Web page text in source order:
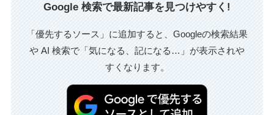
Google 検索で最新記事を見つけやすく!
「優先するソース」に追加すると、Googleの検索結果
や AI 検索で「気になる、記になる…」が表示されや
すくなります。